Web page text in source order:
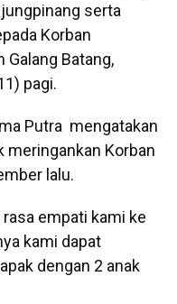
serta
Korban
Galang Batang,
pagi.
Putra mengatakan
meringankan Korban
lalu.
empati kami ke
kami dapat
dengan 2 anak